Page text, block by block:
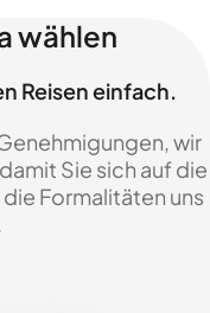
wählen
Reisen einfach.
wir
Sie sich auf die
Formalitäten uns